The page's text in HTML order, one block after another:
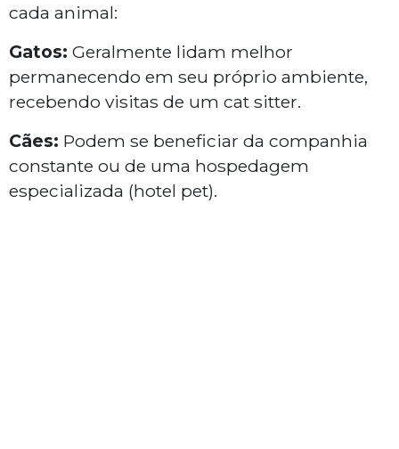
cada animal:
Gatos: Geralmente lidam melhor
permanecendo em seu próprio ambiente,
recebendo visitas de um cat sitter.
Cães: Podem se beneficiar da companhia
constante ou de uma hospedagem
especializada (hotel pet).